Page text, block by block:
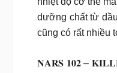
dưỡng chất từ
cũng có rất nhiều
𝐍𝐀𝐑𝐒 𝟏𝟎𝟐 –